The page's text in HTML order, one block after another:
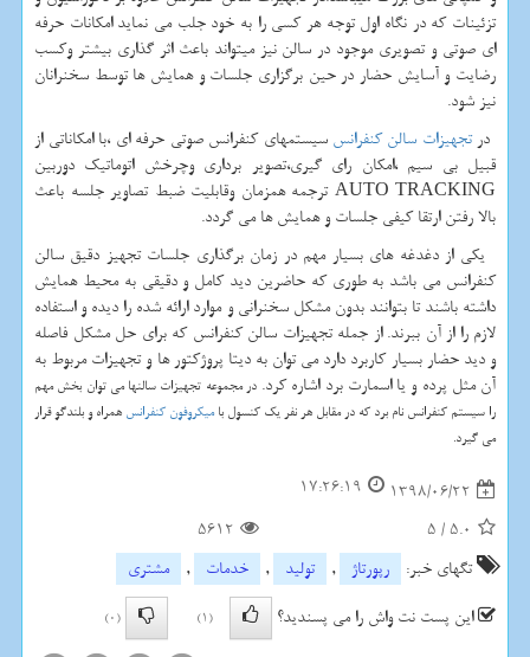
تزئینات که در نگاه اول توجه هر کسی را به خود جلب می نماید امکانات حرفه
ای صوتی و تصویری موجود در سالن نیز میتواند باعث اثر گذاری بیشتر وکسب
رضایت و آسایش حضار در حین برگزاری جلسات و همایش ها توسط سخنرانان
نیز شود.
درتجهیزات سالن کنفرانس سیستمهای کنفرانس صوتی حرفه ای ،با امکاناتی از
قبیل بی سیم ،امکان رای گیری،تصویر برداری وچرخش اتوماتیک دوربین
AUTO TRACKING ترجمه همزمان وقابلیت ضبط تصاویر جلسه باعث
بالا رفتن ارتقا کیفی جلسات و همایش ها می گردد.
یکی از دغدغه های بسیار مهم در زمان برگذاری جلسات تجهیز دقیق سالن
کنفرانس می باشد به طوری که حاضرین دید کامل و دقیقی به محیط همایش
داشته باشند تا بتوانند بدون مشکل سخنرانی و موارد ارائه شده را دیده و استفاده
لازم را از آن ببرند. از جمله تجهیزات سالن کنفرانس که برای حل مشکل فاصله
و دید حضار بسیار کاربرد دارد می توان به دیتا پروژکتور ها و تجهیزات مربوط به
آن مثل پرده و یا اسمارت برد اشاره کرد.در مجموعه تجهیزات سالنها می توان بخش مهم
را سیستم کنفرانس نام برد که در مقابل هر نفر یک کنسول بامیکروفون کنفرانس همراه و بلندگو قرار
می گیرد.
1398/06/22
17:26:19
5.0
/
5
5612
تگهای خبر:
رپورتاژ , تولید , خدمات ,
مشتری
این پست نت واش را می پسندید؟
(1)
(0)